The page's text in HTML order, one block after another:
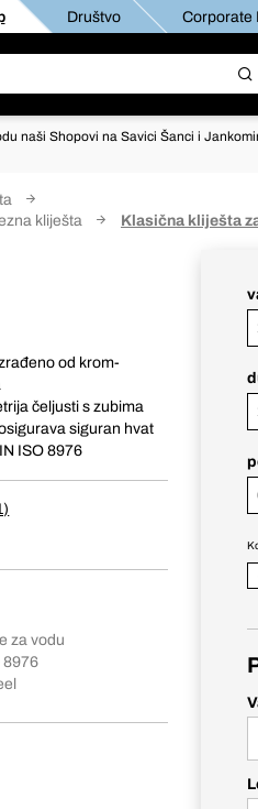
Društvo Corporate
naši Shopovi na Savici Šanci i
kliješta
Klasična kliješta
od krom-
čeljusti s zubima
siguran hvat
ISO 8976
za vodu
8976